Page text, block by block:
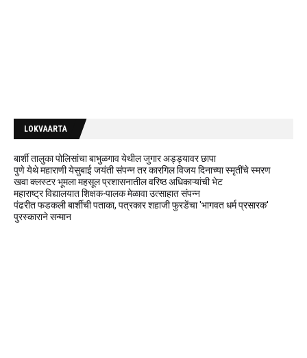
LOKVAARTA
बार्शी तालुका पोलिसांचा बाभुळगाव येथील जुगार अड्ड्यावर छापा
पुणे येथे महाराणी येसुबाई जयंती संपन्न तर कारगिल विजय दिनाच्या स्मृतींचे स्मरण
खवा क्लस्टर भूमला महसूल प्रशासनातील वरिष्ठ अधिकाऱ्यांची भेट
महाराष्ट्र विद्यालयात शिक्षक-पालक मेळावा उत्साहात संपन्न
पंढरीत फडकली बार्शीची पताका, पत्रकार शहाजी फुरडेंचा 'भागवत धर्म प्रसारक'
पुरस्काराने सन्मान